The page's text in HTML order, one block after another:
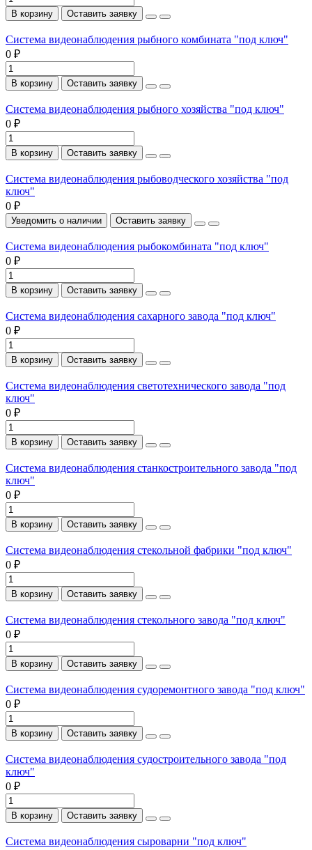
В корзину Оставить заявку
Система видеонаблюдения рыбного комбината "под ключ"
0 ₽
В корзину Оставить заявку
Система видеонаблюдения рыбного хозяйства "под ключ"
0 ₽
В корзину Оставить заявку
Система видеонаблюдения рыбоводческого хозяйства "под
ключ"
0 ₽
Уведомить о наличии Оставить заявку
Система видеонаблюдения рыбокомбината "под ключ"
0 ₽
В корзину Оставить заявку
Система видеонаблюдения сахарного завода "под ключ"
0 ₽
В корзину Оставить заявку
Система видеонаблюдения светотехнического завода "под
ключ"
0 ₽
В корзину Оставить заявку
Система видеонаблюдения станкостроительного завода "под
ключ"
0 ₽
В корзину Оставить заявку
Система видеонаблюдения стекольной фабрики "под ключ"
0 ₽
В корзину Оставить заявку
Система видеонаблюдения стекольного завода "под ключ"
0 ₽
В корзину Оставить заявку
Система видеонаблюдения судоремонтного завода "под ключ"
0 ₽
В корзину Оставить заявку
Система видеонаблюдения судостроительного завода "под
ключ"
0 ₽
В корзину Оставить заявку
Система видеонаблюдения сыроварни "под ключ"